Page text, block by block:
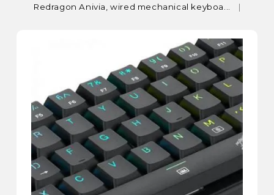
Redragon Anivia, wired mechanical keyboa...